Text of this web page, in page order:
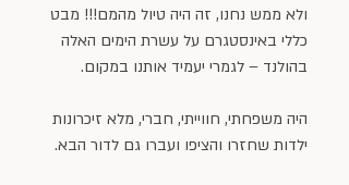
ולא ממש נחנו, זה היה טיול מהמם!!! מבט
כללי באינסטגרם על עשרת הימים האלה
בהולנד – לגמרי יעמיד אותנו במקום.
היה משפחתי, חווייתי, חברי, מלא זיכרונות
ילדות שחזרו והציפו ועברו גם לדור הבא.